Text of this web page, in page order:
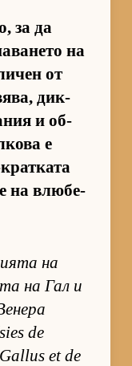
за да
на
от
дик­
и об­
е
на влю­бе­
на
на Гал и
de
et de